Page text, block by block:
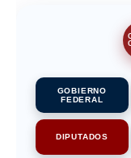
GOBIERNO
FEDERAL
DIPUTADOS